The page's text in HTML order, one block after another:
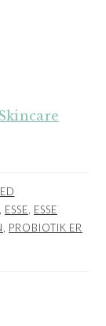
ESSE ESSE
PROBIOTIK ER